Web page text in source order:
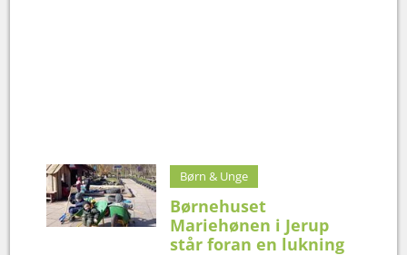
Børn & Unge
Børnehuset
Mariehønen i Jerup
står foran en lukning